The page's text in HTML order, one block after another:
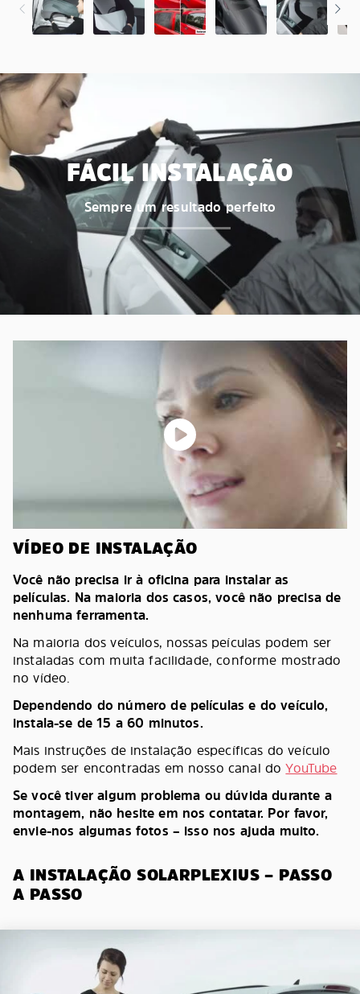
FÁCIL INSTALAÇÃO
Sempre um resultado perfeito
VÍDEO DE INSTALAÇÃO
Você não precisa ir à oficina para instalar as
películas. Na maioria dos casos, você não precisa de
nenhuma ferramenta.
Na maioria dos veículos, nossas peículas podem ser
instaladas com muita facilidade, conforme mostrado
no vídeo.
Dependendo do número de películas e do veículo,
instala-se de 15 a 60 minutos.
Mais instruções de instalação específicas do veículo
podem ser encontradas em nosso canal doYouTube
Se você tiver algum problema ou dúvida durante a
montagem, não hesite em nos contatar. Por favor,
envie-nos algumas fotos – isso nos ajuda muito.
A INSTALAÇÃO SOLARPLEXIUS – PASSO
A PASSO